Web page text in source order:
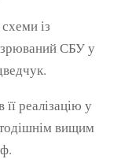
із
СБУ у
реалізацію у
тодішнім вищим